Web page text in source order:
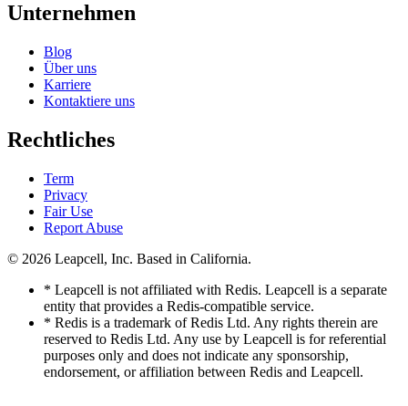
Unternehmen
Blog
Über uns
Karriere
Kontaktiere uns
Rechtliches
Term
Privacy
Fair Use
Report Abuse
© 2026 Leapcell, Inc. Based in California.
* Leapcell is not affiliated with Redis. Leapcell is a separate
entity that provides a Redis-compatible service.
* Redis is a trademark of Redis Ltd. Any rights therein are
reserved to Redis Ltd. Any use by Leapcell is for referential
purposes only and does not indicate any sponsorship,
endorsement, or affiliation between Redis and Leapcell.